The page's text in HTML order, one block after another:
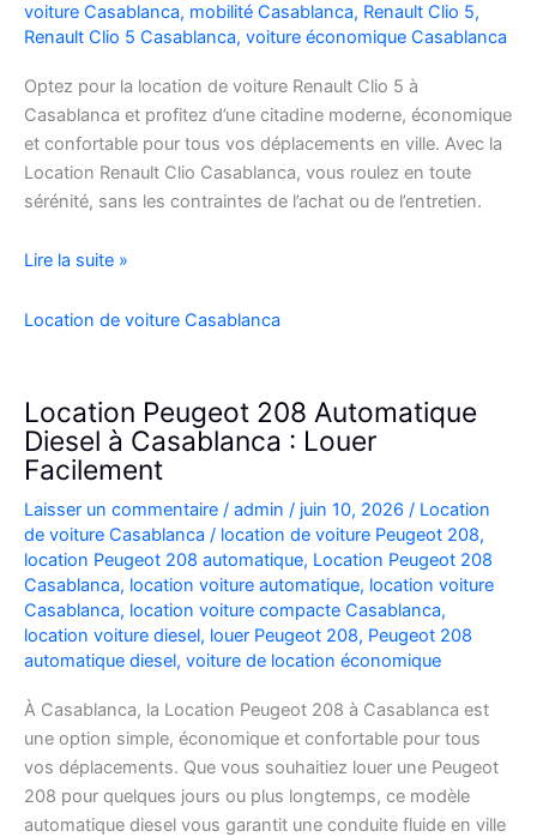
voiture Casablanca, mobilité Casablanca, Renault Clio 5,
Renault Clio 5 Casablanca, voiture économique Casablanca
Optez pour la location de voiture Renault Clio 5 à
Casablanca et profitez d’une citadine moderne, économique
et confortable pour tous vos déplacements en ville. Avec la
Location Renault Clio Casablanca, vous roulez en toute
sérénité, sans les contraintes de l’achat ou de l’entretien.
Location
Voiture
5
à
Casablanca
Lire la suite »
Location de voiture Casablanca
Location Peugeot 208 Automatique
Diesel à Casablanca : Louer
Facilement
Laisser un commentaire / admin / juin 10, 2026 / Location
de voiture Casablanca / location de voiture Peugeot 208,
location Peugeot 208 automatique, Location Peugeot 208
Casablanca, location voiture automatique, location voiture
Casablanca, location voiture compacte Casablanca,
location voiture diesel, louer Peugeot 208, Peugeot 208
automatique diesel, voiture de location économique
À Casablanca, la Location Peugeot 208 à Casablanca est
une option simple, économique et confortable pour tous
vos déplacements. Que vous souhaitiez louer une Peugeot
208 pour quelques jours ou plus longtemps, ce modèle
automatique diesel vous garantit une conduite fluide en ville